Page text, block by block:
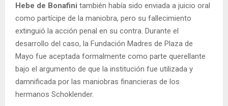
Hebe de Bonafini también había sido enviada a juicio oral
como partícipe de la maniobra, pero su fallecimiento
extinguió la acción penal en su contra. Durante el
desarrollo del caso, la Fundación Madres de Plaza de
Mayo fue aceptada formalmente como parte querellante
bajo el argumento de que la institución fue utilizada y
damnificada por las maniobras financieras de los
hermanos Schoklender.